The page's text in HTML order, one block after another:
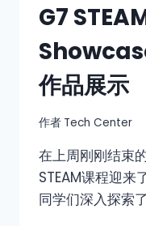
G7
作品展示
作者 Tech Center
在上周刚刚结束
STEAM课程迎来
同学们深入探索